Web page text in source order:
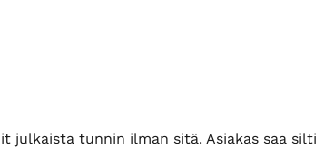
julkaista tunnin ilman sitä. Asiakas saa silti